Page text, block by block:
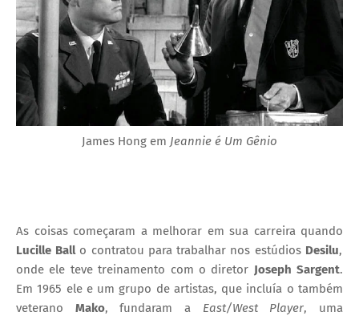
James Hong em Jeannie é Um Gênio
As coisas começaram a melhorar em sua carreira quando
Lucille Ball o contratou para trabalhar nos estúdios Desilu,
onde ele teve treinamento com o diretor Joseph Sargent.
Em 1965 ele e um grupo de artistas, que incluía o também
veterano Mako, fundaram a East/West Player, uma